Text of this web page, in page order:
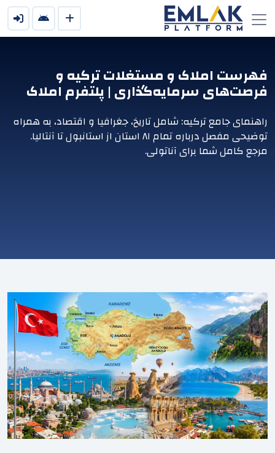
فهرست املاک و مستغلات ترکیه و
فرصت‌های سرمایه‌گذاری | پلتفرم املاک
راهنمای جامع ترکیه: شامل تاریخ، جغرافیا و اقتصاد، به همراه
توضیحی مفصل درباره تمام ۸۱ استان از استانبول تا آنتالیا.
مرجع کامل شما برای آناتولی.